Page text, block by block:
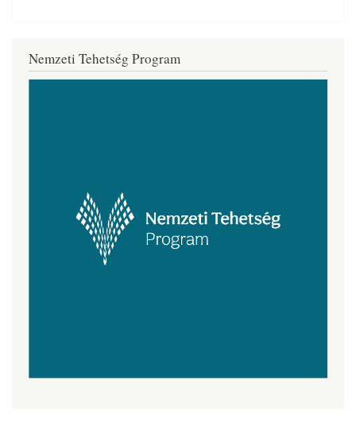
Nemzeti Tehetség Program